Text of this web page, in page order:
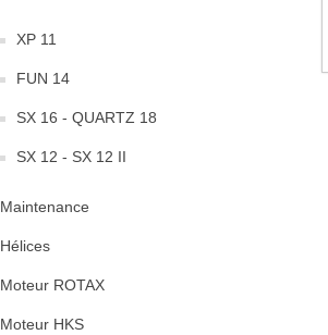
XP 11
FUN 14
SX 16 - QUARTZ 18
SX 12 - SX 12 II
Maintenance
Hélices
Moteur ROTAX
Moteur HKS